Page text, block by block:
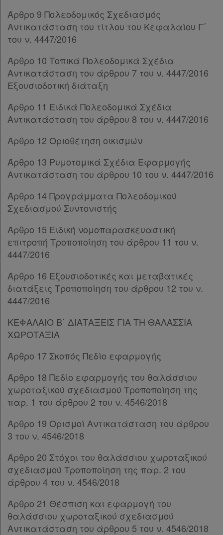
Άρθρο 25
Άρθρο 26
Άρθρο 27
Άρθρο 28
Άρθρο 29
Άρθρο 30
ΚΕΦΑΛΑΙΟ Γ΄ [-]
Άρθρο 31
Άρθρο 32 [-]
Παρ.2
Άρθρο 33 [-]
Παρ.1
Παρ.2
Παρ.3
Παρ.4
Παρ.5
Παρ.1
Παρ.2
Παρ.4
Παρ.5
Άρθρο 35
Άρθρο 36
Άρθρο 38
Άρθρο 39 [-]
Παρ.1
Άρθρο 40 [-]
Παρ.1
Παρ.2
Παρ.3
Παρ.4
Παρ.5
Παρ.6
Παρ.7
Παρ.8
Άρθρο 9 Πολεοδομικός Σχεδιασμός
Αντικατάσταση του τίτλου του Κεφαλαίου Γ΄
του ν. 4447/2016
Άρθρο 10 Τοπικά Πολεοδομικά Σχέδια
Αντικατάσταση του άρθρου 7 του ν. 4447/2016
Εξουσιοδοτική διάταξη
Άρθρο 11 Ειδικά Πολεοδομικά Σχέδια
Αντικατάσταση του άρθρου 8 του ν. 4447/2016
Άρθρο 12 Οριοθέτηση οικισμών
Άρθρο 13 Ρυμοτομικά Σχέδια Εφαρμογής
Αντικατάσταση του άρθρου 10 του ν. 4447/2016
Άρθρο 14 Προγράμματα Πολεοδομικού
Σχεδιασμού Συντονιστής
Άρθρο 15 Ειδική νομοπαρασκευαστική
επιτροπή Τροποποίηση του άρθρου 11 του ν.
4447/2016
Άρθρο 16 Εξουσιοδοτικές και μεταβατικές
διατάξεις Τροποποίηση του άρθρου 12 του ν.
4447/2016
ΚΕΦΑΛΑΙΟ Β΄ ΔΙΑΤΑΞΕΙΣ ΓΙΑ ΤΗ ΘΑΛΑΣΣΙΑ
ΧΩΡΟΤΑΞΙΑ
Άρθρο 17 Σκοπός Πεδίο εφαρμογής
Άρθρο 18 Πεδίο εφαρμογής του θαλάσσιου
χωροταξικού σχεδιασμού Τροποποίηση της
παρ. 1 του άρθρου 2 του ν. 4546/2018
Άρθρο 19 Ορισμοί Αντικατάσταση του άρθρου
3 του ν. 4546/2018
Άρθρο 20 Στόχοι του θαλάσσιου χωροταξικού
σχεδιασμού Τροποποίηση της παρ. 2 του
άρθρου 4 του ν. 4546/2018
Άρθρο 21 Θέσπιση και εφαρμογή του
θαλάσσιου χωροταξικού σχεδιασμού
Αντικατάσταση του άρθρου 5 του ν. 4546/2018